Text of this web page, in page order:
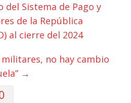
Sistema de Pago y
de la República
al cierre del 2024
militares, no hay cambio
→